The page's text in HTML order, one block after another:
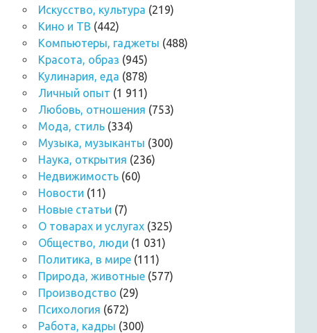
Искусство, культура (219)
Кино и ТВ (442)
Компьютеры, гаджеты (488)
Красота, образ (945)
Кулинария, еда (878)
Личный опыт (1 911)
Любовь, отношения (753)
Мода, стиль (334)
Музыка, музыканты (300)
Наука, открытия (236)
Недвижимость (60)
Новости (11)
Новые статьи (7)
О товарах и услугах (325)
Общество, люди (1 031)
Политика, в мире (111)
Природа, животные (577)
Производство (29)
Психология (672)
Работа, кадры (300)